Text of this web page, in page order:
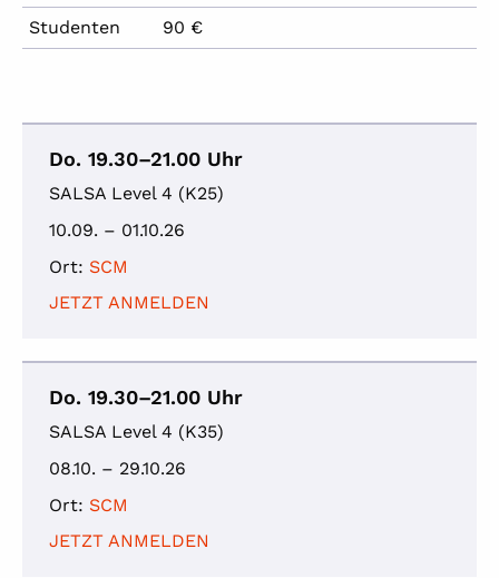
Studenten
90 €
Do. 19.30–21.00 Uhr
SALSA Level 4 (K25)
10.09. – 01.10.26
Ort: SCM
JETZT ANMELDEN
Do. 19.30–21.00 Uhr
SALSA Level 4 (K35)
08.10. – 29.10.26
Ort: SCM
JETZT ANMELDEN